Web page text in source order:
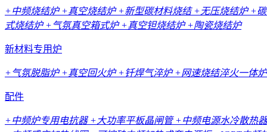
+中频烧结炉+真空烧结炉+新型碳材料烧结+无压烧结炉+
式烧结炉+气氛真空箱式炉+真空钽烧结炉+陶瓷烧结炉
新材料专用炉
+气氛脱脂炉+真空回火炉+钎焊气淬炉+网速烧结淬火一体炉
配件
+中频炉专用电抗器 +大功率平板晶闸管+中频电源水冷散热